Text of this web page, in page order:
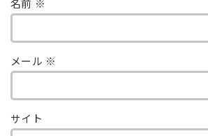
名前 ※
メール ※
サイト